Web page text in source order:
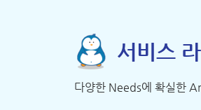
서비스
다양한 Needs에 확실한